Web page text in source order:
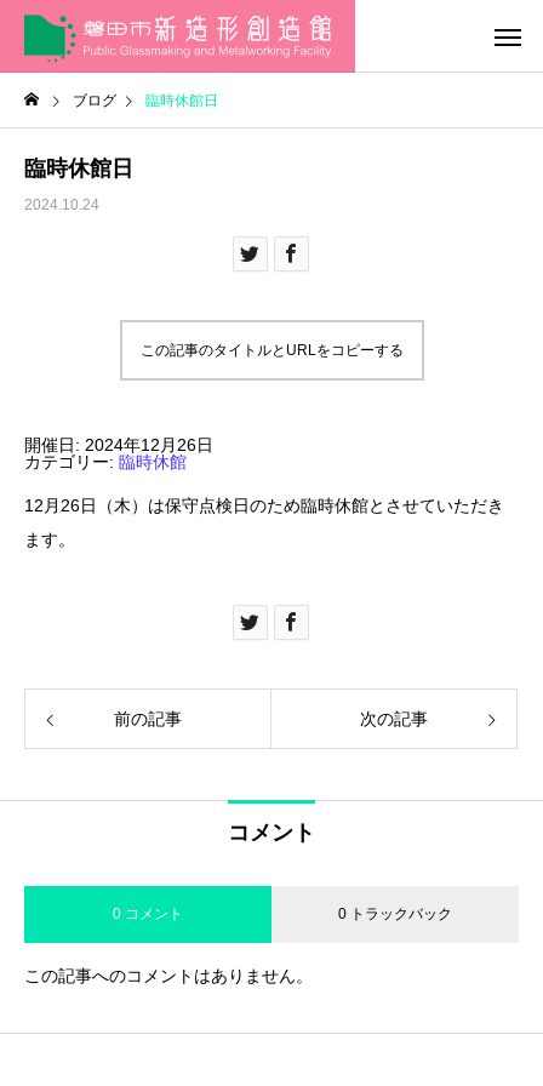
ブログ 臨時休館日
臨時休館日
2024.10.24
この記事のタイトルとURLをコピーする
開催日: 2024年12月26日
カテゴリー: 臨時休館
12月26日（木）は保守点検日のため臨時休館とさせていただき
ます。
前の記事 次の記事
コメント
0 コメント 0 トラックバック
この記事へのコメントはありません。